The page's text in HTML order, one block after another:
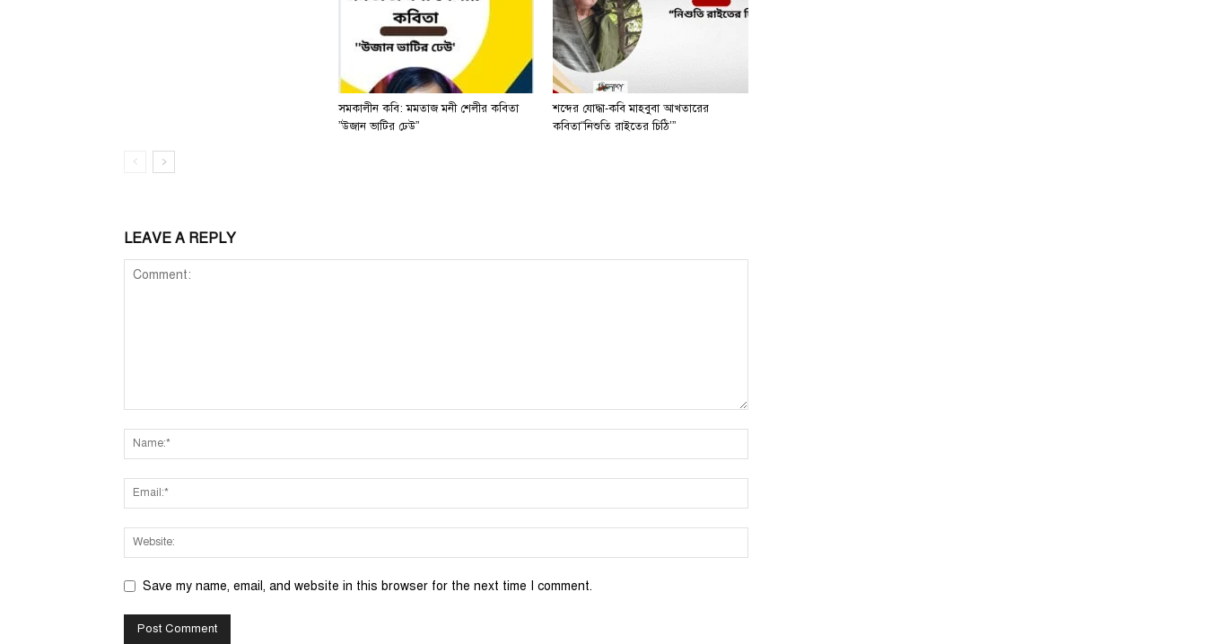
সমকালীন কবি: মমতাজ মনী শেলীর কবিতা
”উজান ভাটির ঢেউ”
শব্দের যোদ্ধা-কবি মাহবুবা আখতারের
কবিতা“নিশুতি রাইতের চিঠি’”
LEAVE A REPLY
Save my name, email, and website in this browser for the next time I comment.